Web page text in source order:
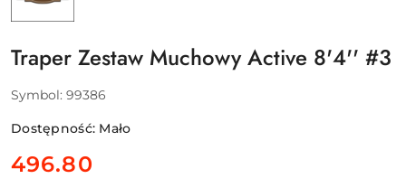
Traper Zestaw Muchowy Active 8'4'' #3
Symbol: 99386
Dostępność: Mało
cena:
496.80